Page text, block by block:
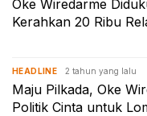
Oke Wiredarme
Kerahkan 20 Ribu
HEADLINE 2 tahun yang lalu
Maju Pilkada, Oke
Politik Cinta untuk